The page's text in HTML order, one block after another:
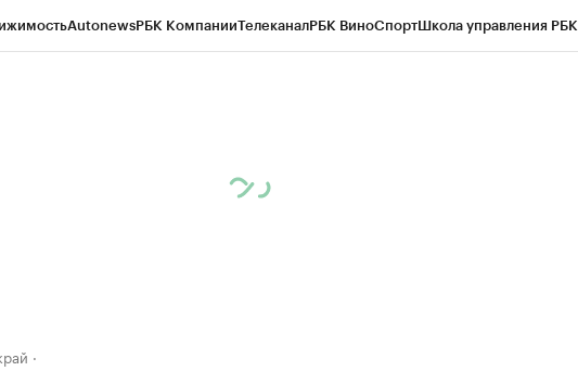
AutonewsРБК КомпанииТелеканалРБК ВиноСпортШкола управления РБК